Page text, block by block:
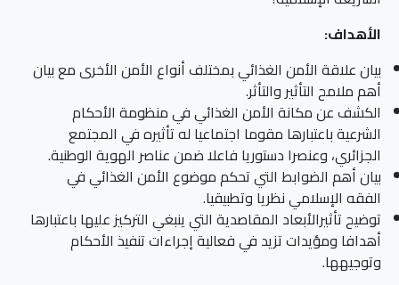
الأهداف:
بيان علاقة الأمن الغذائي بمختلف أنواع الأمن الأخرى مع بيان
أهم ملامح التأثير والتأثر.
الكشف عن مكانة الأمن الغذائي في منظومة الأحكام
الشرعية باعتبارها مقوما اجتماعيا له تأثيره في المجتمع
الجزائري، وعنصرا دستوريا فاعلا ضمن عناصر الهوية الوطنية.
بيان أهم الضوابط التي تحكم موضوع الأمن الغذائي في
الفقه الإسلامي نظريا وتطبيقيا.
توضيح تأثيرالأبعاد المقاصدية التي ينبغي التركيز عليها باعتبارها
أهدافا ومؤيدات تزيد في فعالية إجراءات تنفيذ الأحكام
وتوجيهها.